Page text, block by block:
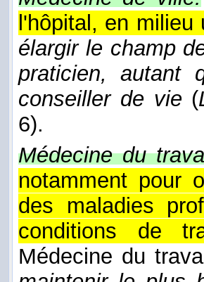
l'hôpital, en milieu
élargir le champ
praticien, autant
conseiller de vie (
6).
Médecine du
notamment pour
des maladies
conditions de
Médecine du